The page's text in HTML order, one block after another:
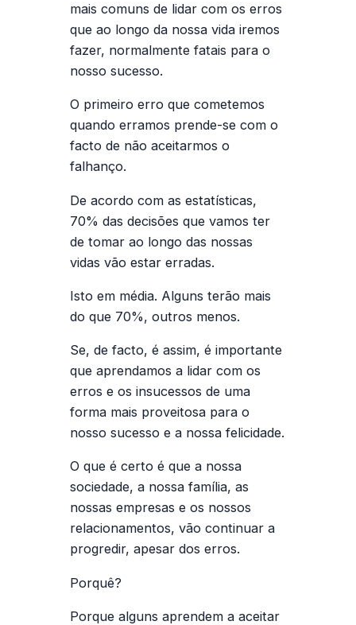
mais comuns de lidar com os erros
que ao longo da nossa vida iremos
fazer, normalmente fatais para o
nosso sucesso.
O primeiro erro que cometemos
quando erramos prende-se com o
facto de não aceitarmos o
falhanço.
De acordo com as estatísticas,
70% das decisões que vamos ter
de tomar ao longo das nossas
vidas vão estar erradas.
Isto em média. Alguns terão mais
do que 70%, outros menos.
Se, de facto, é assim, é importante
que aprendamos a lidar com os
erros e os insucessos de uma
forma mais proveitosa para o
nosso sucesso e a nossa felicidade.
O que é certo é que a nossa
sociedade, a nossa família, as
nossas empresas e os nossos
relacionamentos, vão continuar a
progredir, apesar dos erros.
Porquê?
Porque alguns aprendem a aceitar